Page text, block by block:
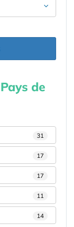
Pays de
31
17
17
11
14